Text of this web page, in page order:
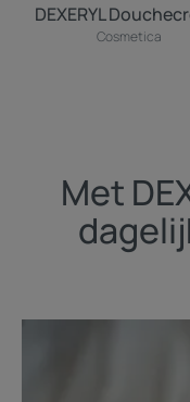
DEXERYL
Cosmetica
Met